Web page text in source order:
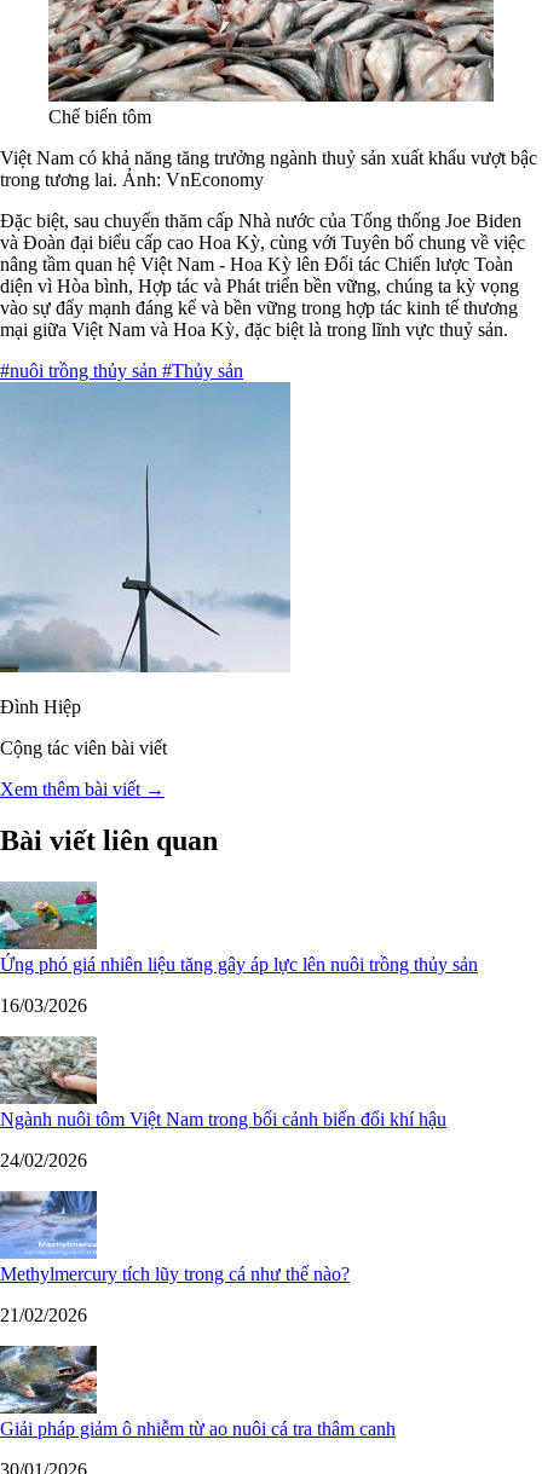
Chế biến tôm
Việt Nam có khả năng tăng trưởng ngành thuỷ sản xuất khẩu vượt bậc
trong tương lai. Ảnh: VnEconomy
Đặc biệt, sau chuyến thăm cấp Nhà nước của Tổng thống Joe Biden
và Đoàn đại biểu cấp cao Hoa Kỳ, cùng với Tuyên bố chung về việc
nâng tầm quan hệ Việt Nam - Hoa Kỳ lên Đối tác Chiến lược Toàn
diện vì Hòa bình, Hợp tác và Phát triển bền vững, chúng ta kỳ vọng
vào sự đẩy mạnh đáng kể và bền vững trong hợp tác kinh tế thương
mại giữa Việt Nam và Hoa Kỳ, đặc biệt là trong lĩnh vực thuỷ sản.
#nuôi trồng thủy sản #Thủy sản
Đình Hiệp
Cộng tác viên bài viết
Xem thêm bài viết →
Bài viết liên quan
Ứng phó giá nhiên liệu tăng gây áp lực lên nuôi trồng thủy sản
16/03/2026
Ngành nuôi tôm Việt Nam trong bối cảnh biến đổi khí hậu
24/02/2026
Methylmercury tích lũy trong cá như thế nào?
21/02/2026
Giải pháp giảm ô nhiễm từ ao nuôi cá tra thâm canh
30/01/2026